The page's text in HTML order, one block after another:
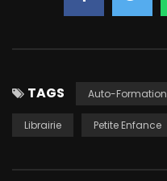
TAGS Auto-Formation
Librairie Petite Enfance